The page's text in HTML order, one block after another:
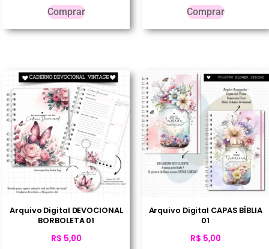
Comprar
Comprar
Arquivo Digital DEVOCIONAL
BORBOLETA 01
R$ 5,00
Arquivo Digital CAPAS BÍBLIA
01
R$ 5,00